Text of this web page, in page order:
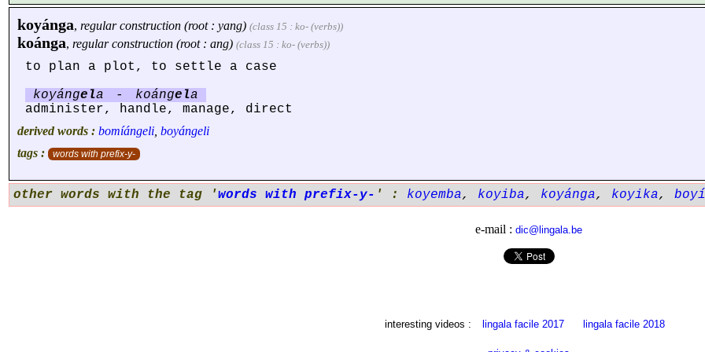
koyánga, regular construction (root : yang) (class 15 : ko- (verbs))
koánga, regular construction (root : ang) (class 15 : ko- (verbs))
to plan a plot, to settle a case
koyángela - koángela
administer, handle, manage, direct
derived words : bomíángeli boyángeli
tags :
words with prefix-y-
other words with the tag 'words with prefix-y- ' : koyemba, koyiba, koyánga, koyika,
e-mail : dic@lingala.be
interesting videos : lingala facile 2017 lingala facile 2018